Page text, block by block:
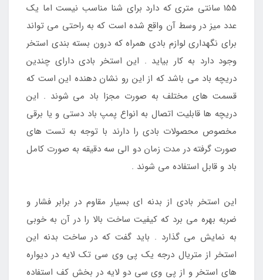
155 سانتی متری که دارد برای شنا مناسب نیست اما یک
عدد میز در وسط آن واقع شده است که به راحتی می تواند
برای نگهداری لوازم بادی همراه که درون بسته بندی استخر
وجود دارد به کار بیاید . این استخر بادی دارای چندین
دریچه باد می باشد که از این رو نشان دهنده این است که
قسمت های مختلف به صورت مجزا باد می شوند . این
دریچه ها قابلیت اتصال به انواع پمپ باد دستی و یا برقی
مخصوص محصولات بادی را دارند با توجه به تست های
صورت گرفته در مدت زمان دو الی سه دقیقه به صورت کامل
باد و قابل استفاده می شوند .
این استخر بادی از بدنه ای بسیار مقاوم در برابر فشار و
ضربه بهره می برد که کیفیت ساخت بالا را در آن به خوبی
به نمایش می گذارد . باید گفت که در ساخت بدنه این
استخر از متریال درجه یک پی وی سی تک لایه در دیواره
های استخر و از پی وی سی دو لایه در بخش کف استفاده